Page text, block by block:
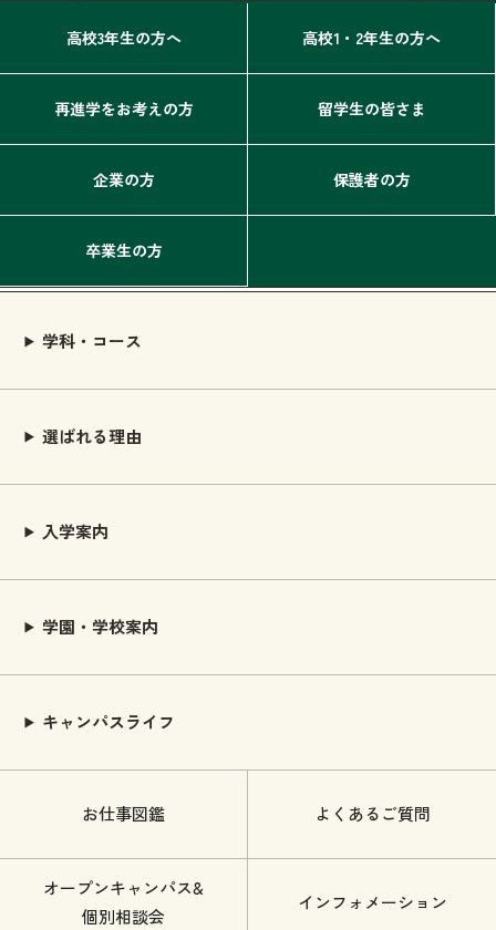
高校3年生の方へ 高校1・2年生の方へ
再進学をお考えの方 留学生の皆さま
企業の方 保護者の方
卒業生の方
学科・コース
選ばれる理由
入学案内
学園・学校案内
キャンパスライフ
お仕事図鑑 よくあるご質問
オープンキャンパス&
個別相談会
インフォメーション